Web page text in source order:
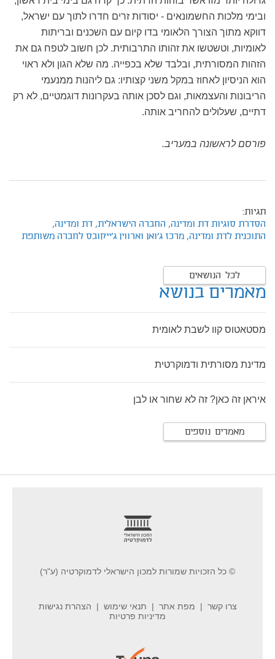
ובימי מלכות החשמונאים - יסודות זרים חדרו לתוך עם ישראל,
דווקא מתוך הצורך הלאומי בדו קיום עם השכנים ובריתות
לאומיות, וטשטשו את זהותו התרבותית. לכן חשוב לטפח גם את
הזהות המסורתית, ובלבד שלא בכפייה. מה שלא הגון ולא ראוי
הוא הניסיון לאחוז במקל משני קצותיו: גם ליהנות ממנעמי
הריבונות והעצמאות, וגם לסכן אותה בעקרונות דוגמטיים, לא רק
דתיים, שעלולים להחריב אותה.
פורסם לראשונה במעריב.
תגיות:
הסדרת סוגיות דת ומדינה, החברה הישראלית, דת ומדינה,
התוכנית לדת ומדינה, מרכז ג'ואן וארווין ג'ייקובס לחברה משותפת
לכל הנושאים
מאמרים בנושא
מסטאטוס קוו לשבת לאומית
מדינת מסורתית ודמוקרטית
איראן זה כאן? זה לא שחור או לבן
מאמרים נוספים
© כל הזכויות שמורות למכון הישראלי לדמוקרטיה (ע"ר)
צרו קשר מפת אתר תנאי שימוש
הצהרת נגישות
מדיניות פרטיות